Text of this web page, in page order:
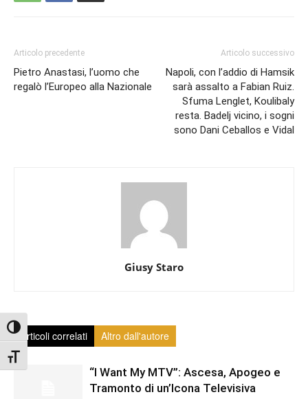
Attiva/disattiva alto contrasto
Attiva/disattiva dimensione testo
Articolo precedente
Pietro Anastasi, l’uomo che
regalò l’Europeo alla Nazionale
Articolo successivo
Napoli, con l’addio di Hamsik
sarà assalto a Fabian Ruiz.
Sfuma Lenglet, Koulibaly
resta. Badelj vicino, i sogni
sono Dani Ceballos e Vidal
Giusy Staro
Articoli correlati Altro dall'autore
“I Want My MTV”: Ascesa, Apogeo e
Tramonto di un’Icona Televisiva